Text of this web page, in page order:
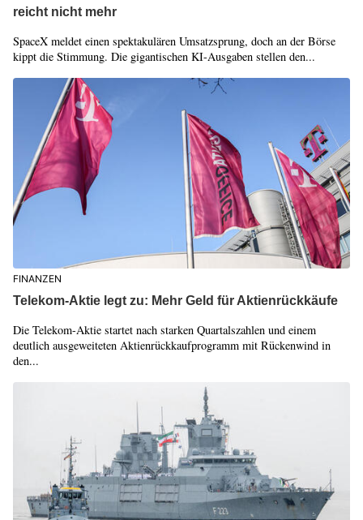
reicht nicht mehr
SpaceX meldet einen spektakulären Umsatzsprung, doch an der Börse
kippt die Stimmung. Die gigantischen KI-Ausgaben stellen den...
FINANZEN
Telekom-Aktie legt zu: Mehr Geld für Aktienrückkäufe
Die Telekom-Aktie startet nach starken Quartalszahlen und einem
deutlich ausgeweiteten Aktienrückkaufprogramm mit Rückenwind in
den...